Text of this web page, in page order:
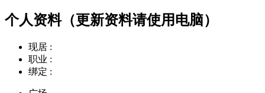
个人资料（更新资料请使用电脑）
现居 :
职业 :
绑定 :